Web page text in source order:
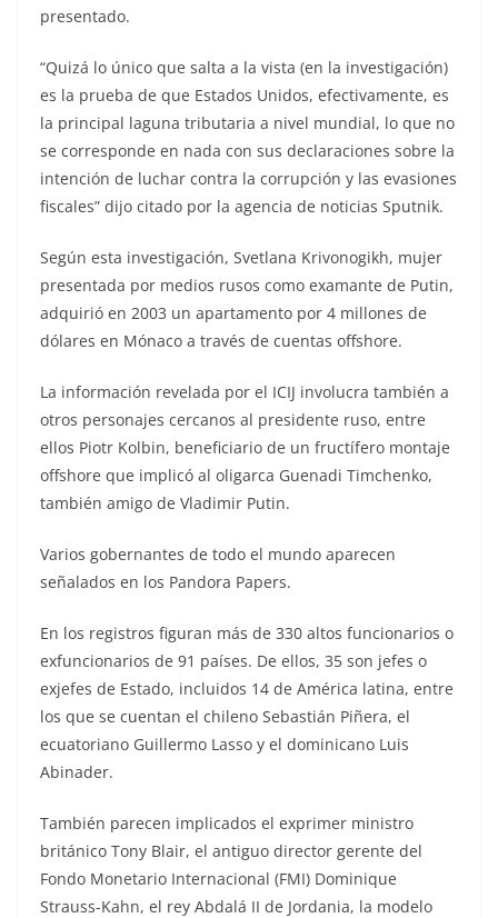
presentado.
“Quizá lo único que salta a la vista (en la investigación)
es la prueba de que Estados Unidos, efectivamente, es
la principal laguna tributaria a nivel mundial, lo que no
se corresponde en nada con sus declaraciones sobre la
intención de luchar contra la corrupción y las evasiones
fiscales” dijo citado por la agencia de noticias Sputnik.
Según esta investigación, Svetlana Krivonogikh, mujer
presentada por medios rusos como examante de Putin,
adquirió en 2003 un apartamento por 4 millones de
dólares en Mónaco a través de cuentas offshore.
La información revelada por el ICIJ involucra también a
otros personajes cercanos al presidente ruso, entre
ellos Piotr Kolbin, beneficiario de un fructífero montaje
offshore que implicó al oligarca Guenadi Timchenko,
también amigo de Vladimir Putin.
Varios gobernantes de todo el mundo aparecen
señalados en los Pandora Papers.
En los registros figuran más de 330 altos funcionarios o
exfuncionarios de 91 países. De ellos, 35 son jefes o
exjefes de Estado, incluidos 14 de América latina, entre
los que se cuentan el chileno Sebastián Piñera, el
ecuatoriano Guillermo Lasso y el dominicano Luis
Abinader.
También parecen implicados el exprimer ministro
británico Tony Blair, el antiguo director gerente del
Fondo Monetario Internacional (FMI) Dominique
Strauss-Kahn, el rey Abdalá II de Jordania, la modelo